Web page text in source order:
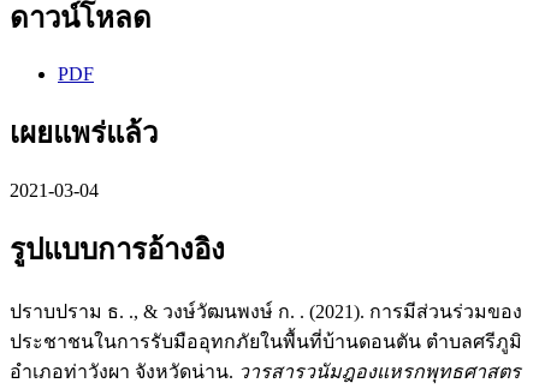
ดาวน์โหลด
PDF
เผยแพร่แล้ว
2021-03-04
รูปแบบการอ้างอิง
ปราบปราม ธ. ., & วงษ์วัฒนพงษ์ ก. . (2021). การมีส่วนร่วมของ
ประชาชนในการรับมืออุทกภัยในพื้นที่บ้านดอนตัน ตำบลศรีภูมิ
อำเภอท่าวังผา จังหวัดน่าน. วารสารวนัมฎองแหรกพุทธศาสตร